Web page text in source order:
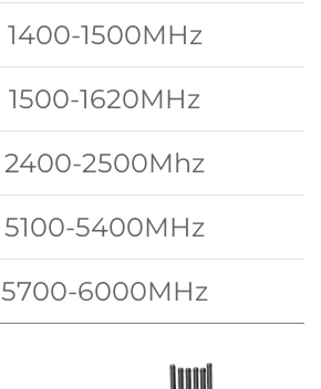
1400-1500MHz
1500-1620MHz
2400-2500Mhz
5100-5400MHz
5700-6000MHz